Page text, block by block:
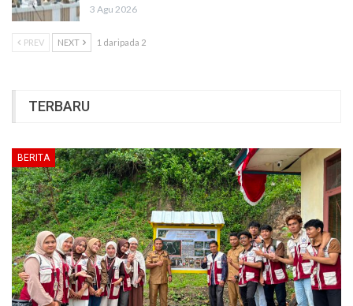
3 Agu 2026
PREV NEXT 1 daripada 2
TERBARU
BERITA